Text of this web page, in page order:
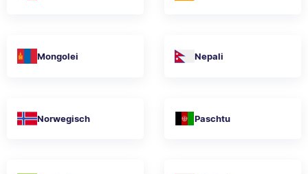
Mongolei Nepali
Norwegisch Paschtu